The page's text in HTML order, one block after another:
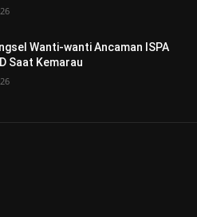
Wanti-wanti Ancaman ISPA
Saat Kemarau